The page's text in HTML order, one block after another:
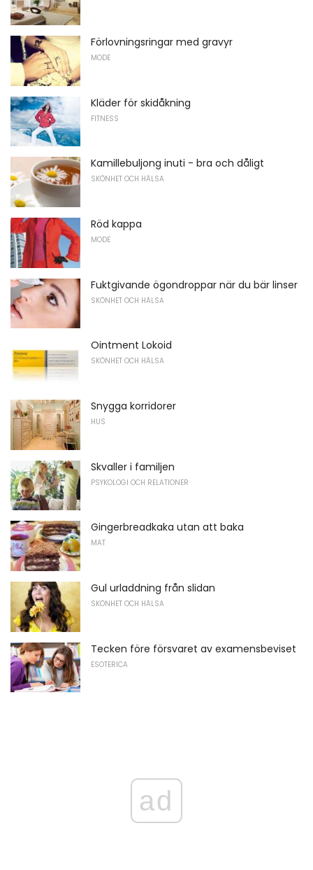
Förlovningsringar med gravyr
MODE
Kläder för skidåkning
FITNESS
Kamillebuljong inuti - bra och dåligt
SKÖNHET OCH HÄLSA
Röd kappa
MODE
Fuktgivande ögondroppar när du bär linser
SKÖNHET OCH HÄLSA
Ointment Lokoid
SKÖNHET OCH HÄLSA
Snygga korridorer
HUS
Skvaller i familjen
PSYKOLOGI OCH RELATIONER
Gingerbreadkaka utan att baka
MAT
Gul urladdning från slidan
SKÖNHET OCH HÄLSA
Tecken före försvaret av examensbeviset
ESOTERICA
ad